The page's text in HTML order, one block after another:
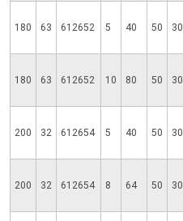
180 63 612652 5 40 50 30
180 63 612652 10 80 50 30
200 32 612654 5 40 50 30
200 32 612654 8 64 50 30